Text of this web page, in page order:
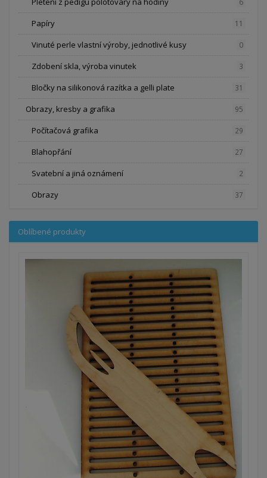
6
Papíry 11
Vinuté perle vlastní výroby, jednotlivé kusy 0
Zdobení skla, výroba vinutek 3
Bločky na silikonová razítka a gelli plate 31
Obrazy, kresby a grafika 95
Počítačová grafika 29
Blahopřání 27
Svatební a jiná oznámení 2
Obrazy 37
Oblíbené produkty